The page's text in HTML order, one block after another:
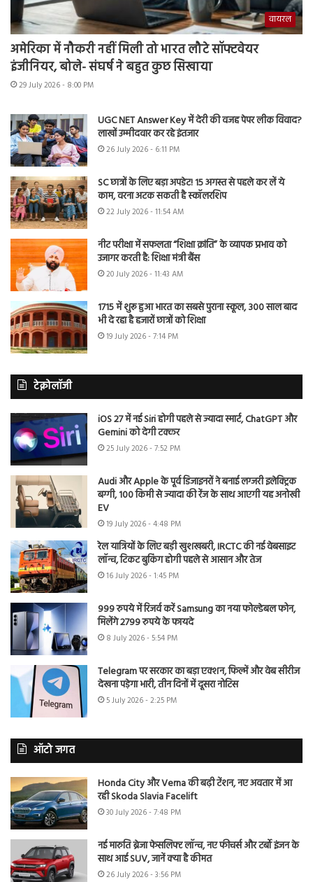
वायरल
अमेरिका में नौकरी नहीं मिली तो भारत लौटे सॉफ्टवेयर
इंजीनियर, बोले- संघर्ष ने बहुत कुछ सिखाया
29 July 2026 - 8:00 PM
UGC NET Answer Key में देरी की वजह पेपर लीक विवाद?
लाखों उम्मीदवार कर रहे इंतजार
26 July 2026 - 6:11 PM
SC छात्रों के लिए बड़ा अपडेट! 15 अगस्त से पहले कर लें ये
काम, वरना अटक सकती है स्कॉलरशिप
22 July 2026 - 11:54 AM
नीट परीक्षा में सफलता “शिक्षा क्रांति” के व्यापक प्रभाव को
उजागर करती है: शिक्षा मंत्री बैंस
20 July 2026 - 11:43 AM
1715 में शुरू हुआ भारत का सबसे पुराना स्कूल, 300 साल बाद
भी दे रहा है हजारों छात्रों को शिक्षा
19 July 2026 - 7:14 PM
टेक्नोलॉजी
iOS 27 में नई Siri होगी पहले से ज्यादा स्मार्ट, ChatGPT और
Gemini को देगी टक्कर
25 July 2026 - 7:52 PM
Audi और Apple के पूर्व डिजाइनरों ने बनाई लग्जरी इलेक्ट्रिक
बग्गी, 100 किमी से ज्यादा की रेंज के साथ आएगी यह अनोखी
EV
19 July 2026 - 4:48 PM
रेल यात्रियों के लिए बड़ी खुशखबरी, IRCTC की नई वेबसाइट
लॉन्च, टिकट बुकिंग होगी पहले से आसान और तेज
16 July 2026 - 1:45 PM
999 रुपये में रिजर्व करें Samsung का नया फोल्डेबल फोन,
मिलेंगे 2799 रुपये के फायदे
8 July 2026 - 5:54 PM
Telegram पर सरकार का बड़ा एक्शन, फिल्में और वेब सीरीज
देखना पड़ेगा भारी, तीन दिनों में दूसरा नोटिस
5 July 2026 - 2:25 PM
ऑटो जगत
Honda City और Verna की बढ़ी टेंशन, नए अवतार में आ
रही Skoda Slavia Facelift
30 July 2026 - 7:48 PM
नई मारुति ब्रेजा फेसलिफ्ट लॉन्च, नए फीचर्स और टर्बो इंजन के
साथ आई SUV, जानें क्या है कीमत
26 July 2026 - 3:56 PM